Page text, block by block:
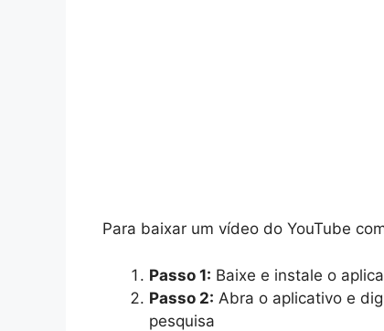
Para baixar um vídeo do YouTube
Passo 1: Baixe e instale o
Passo 2: Abra o aplicativo e
pesquisa